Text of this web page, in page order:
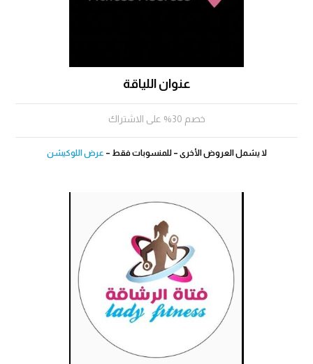
عنوان اللياقة
خصم 30% على الاشتراك
لا يشمل العروض الأخرى – للمنسوبات فقط – عرض اللوكيشن